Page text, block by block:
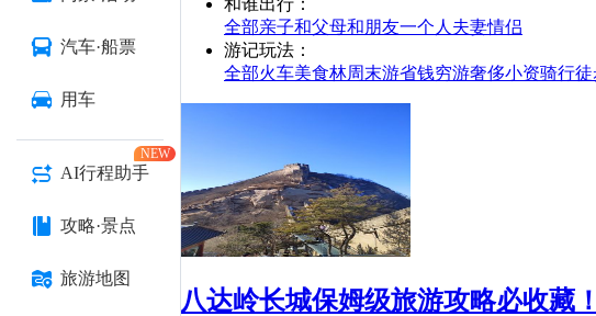
汽车·船票
用车
AI行程助手
NEW
攻略·景点
旅游地图
全部亲子和父母和朋友一个人 夫妻情侣
游记玩法 ：
全部火车美食林周末游省钱穷游奢侈小资骑行徒
八达岭长城保姆级旅游攻略必收藏